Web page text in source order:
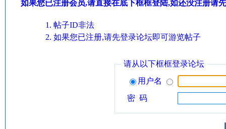
如果您已注册会员,请直接在底下框框登陆,如还没注册请
帖子ID非法
如果您已注册,请先登录论坛即可游览帖子
请从以下框框登录论坛
用户名
密 码